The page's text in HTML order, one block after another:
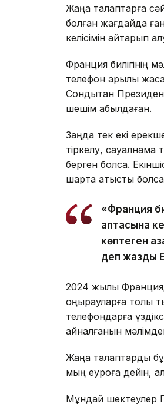
Жаңа талаптарға
болған жағдайда
келісімін қайтарып
Франция билігінің
телефон арқылы
Сондықтан
шешім қабылдаған.
Заңда тек екі
тіркелу, сауалнама
берген болса.
шартқа қатысты
«Франция
аптасына
көптеген
деп жазды
2024 жылы
қоңырауларға
телефондарға
айналғанын
Жаңа талаптарды
мың еуроға дейін,
Мұндай шектеулер